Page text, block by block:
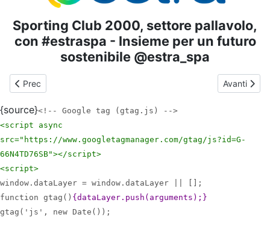
Sporting Club 2000, settore pallavolo,
con #estraspa - Insieme per un futuro
sostenibile @estra_spa
Articolo precedente: Anno 2023-2024 - PALLAVOLO - U12FA -
Prec Articolo
Avanti
{source}<!-- Google tag (gtag.js) -->
<script async
src="https://www.googletagmanager.com/gtag/js?id=G-
66N4TD76SB"></script>
<script>
window.dataLayer = window.dataLayer || [];
function gtag() {dataLayer.push(arguments);}
gtag('js', new Date());